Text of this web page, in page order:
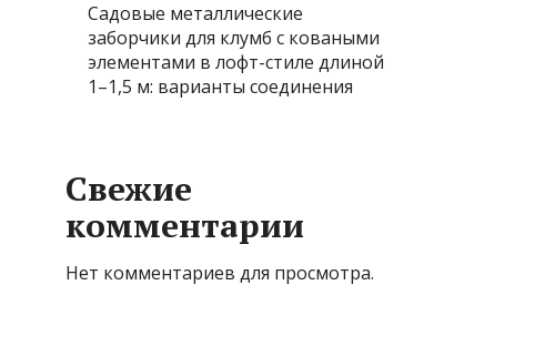
Садовые металлические
заборчики для клумб с коваными
элементами в лофт-стиле длиной
1–1,5 м: варианты соединения
Свежие
комментарии
Нет комментариев для просмотра.